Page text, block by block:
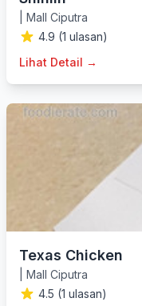
Mall Ciputra
4.9 (1 ulasan)
Lihat Detail →
Texas Chicken
Mall Ciputra
4.5 (1 ulasan)